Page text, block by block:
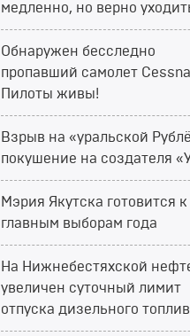
медленно, но верно
Обнаружен бесследно
пропавший самолет Cessna
Пилоты живы!
Взрыв на «уральской
покушение на создателя
Мэрия Якутска готовится к
главным выборам года
На Нижнебестяхской
увеличен суточный лимит
отпуска дизельного